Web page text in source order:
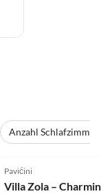
Anzahl Schlafzimmer
Pavićini